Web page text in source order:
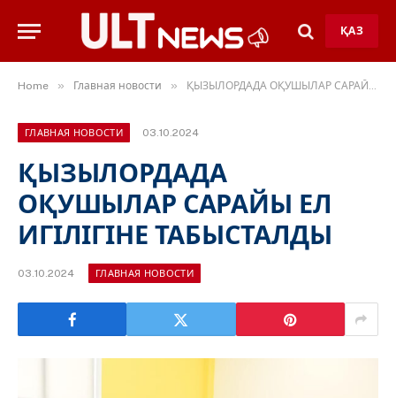
ҚАЗ
Home » Главная новости » ҚЫЗЫЛОРДАДА ОҚУШЫЛАР САРАЙЫ ЕЛ ИГІЛІГІНЕ ТАБЫСТАЛДЫ
ГЛАВНАЯ НОВОСТИ 03.10.2024
ҚЫЗЫЛОРДАДА
ОҚУШЫЛАР САРАЙЫ ЕЛ
ИГІЛІГІНЕ ТАБЫСТАЛДЫ
03.10.2024 ГЛАВНАЯ НОВОСТИ